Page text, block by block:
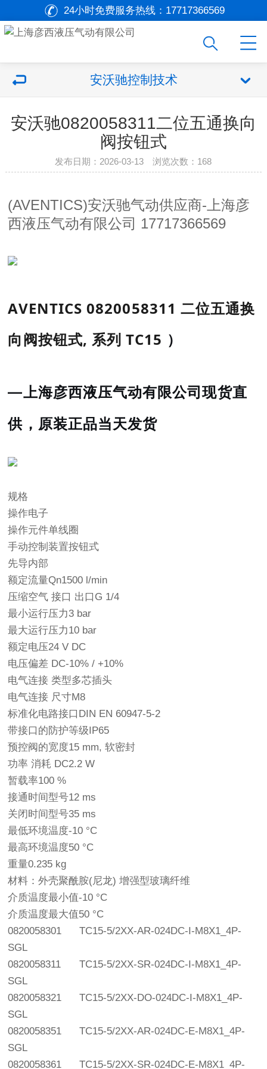
24小时免费服务热线： 17717366569
安沃驰控制技术
安沃驰0820058311二位五通换向
阀按钮式
发布日期：2026-03-13 浏览次数： 168
(AVENTICS)安沃驰气动供应商-上海彦
西液压气动有限公司 17717366569
AVENTICS0820058311 二位五通换
向阀按钮式, 系列 TC15 ）
—上海彦西液压气动有限公司现货直
供，原装正品当天发货
规格
操作电子
操作元件单线圈
手动控制装置按钮式
先导内部
额定流量Qn1500 l/min
压缩空气 接口 出口G 1/4
最小运行压力3 bar
最大运行压力10 bar
额定电压24 V DC
电压偏差 DC-10% / +10%
电气连接 类型多芯插头
电气连接 尺寸M8
标准化电路接口DIN EN 60947-5-2
带接口的防护等级IP65
预控阀的宽度15 mm, 软密封
功率 消耗 DC2.2 W
暂载率100 %
接通时间型号12 ms
关闭时间型号35 ms
最低环境温度-10 °C
最高环境温度50 °C
重量0.235 kg
材料：外壳聚酰胺(尼龙) 增强型玻璃纤维
介质温度最小值-10 °C
介质温度最大值50 °C
0820058301
TC15-5/2XX-AR-024DC-I-M8X1_4P-
SGL
0820058311
TC15-5/2XX-SR-024DC-I-M8X1_4P-
SGL
0820058321
TC15-5/2XX-DO-024DC-I-M8X1_4P-
SGL
0820058351
TC15-5/2XX-AR-024DC-E-M8X1_4P-
SGL
0820058361
TC15-5/2XX-SR-024DC-E-M8X1_4P-